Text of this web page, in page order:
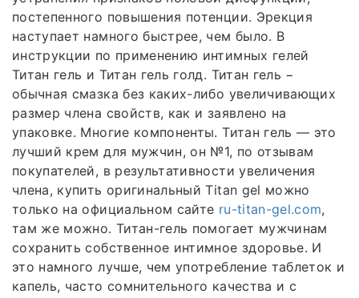
постепенного повышения потенции. Эрекция
наступает намного быстрее, чем было. В
инструкции по применению интимных гелей
Титан гель и Титан гель голд. Титан гель −
обычная смазка без каких-либо увеличивающих
размер члена свойств, как и заявлено на
упаковке. Многие компоненты. Титан гель — это
лучший крем для мужчин, он №1, по отзывам
покупателей, в результативности увеличения
члена, купить оригинальный Titan gel можно
только на официальном сайте ru-titan-gel.com,
там же можно. Титан-гель помогает мужчинам
сохранить собственное интимное здоровье. И
это намного лучше, чем употребление таблеток и
капель, часто сомнительного качества и с